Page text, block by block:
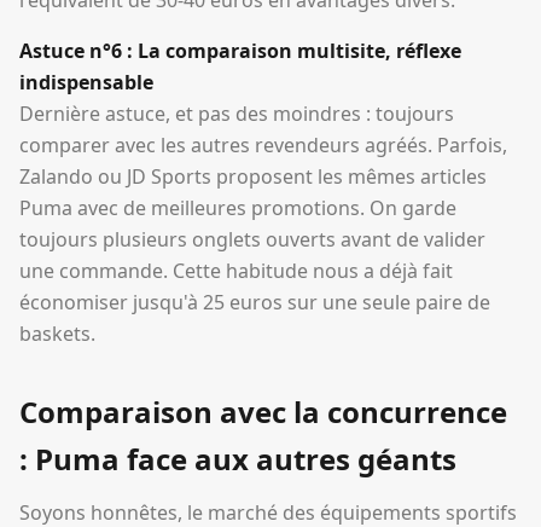
Astuce n°6 : La comparaison multisite, réflexe
indispensable
Dernière astuce, et pas des moindres : toujours
comparer avec les autres revendeurs agréés. Parfois,
Zalando ou JD Sports proposent les mêmes articles
Puma avec de meilleures promotions. On garde
toujours plusieurs onglets ouverts avant de valider
une commande. Cette habitude nous a déjà fait
économiser jusqu'à 25 euros sur une seule paire de
baskets.
Comparaison avec la concurrence
: Puma face aux autres géants
Soyons honnêtes, le marché des équipements sportifs